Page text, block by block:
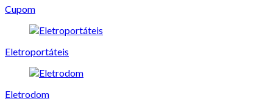
Cupom
Eletroportáteis
Eletrodom